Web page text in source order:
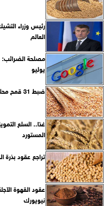
رئيس وزراء
العالم
مصلحة الضرائب:
يوليو
ضبط 31 قمح محلي مهرب بالدقهلية
غدًا.. السلع
المستورد
تراجع عقود بذرة
عقود القهوة
نيويورك